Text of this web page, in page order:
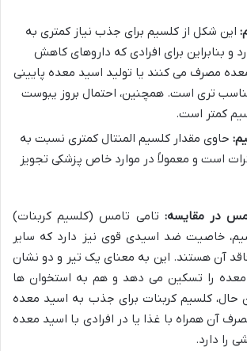
این شکل از کلسیم برای جذب نیاز کمتری به
و بنابراین برای افرادی که داروهای کاهش
مصرف می کنند یا تولید اسید معده پایینی
مناسب تری است. همچنین، احتمال بروز یبوست
کمتر است.
حاوی مقدار کلسیم المنتال کمتری نسبت به
است و معمولاً در موارد خاص پزشکی تجویز
در مقایسه: تامی تامس (کلسیم کربنات)
خاصیت ضد اسیدی قوی نیز دارد که سایر
آن هستند. این به معنای یک تیر و دو نشان
را تسکین می دهد و هم به استخوان ها
حال، کلسیم کربنات برای جذب به اسید معده
مصرف آن همراه با غذا یا در افرادی با اسید معده
را دارد.